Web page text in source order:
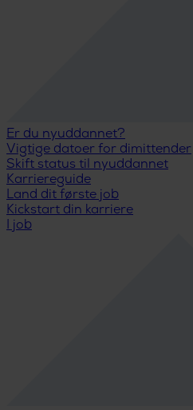
Er du nyuddannet?
Vigtige datoer for dimittender
Skift status til nyuddannet
Karriereguide
Land dit første job
Kickstart din karriere
I job